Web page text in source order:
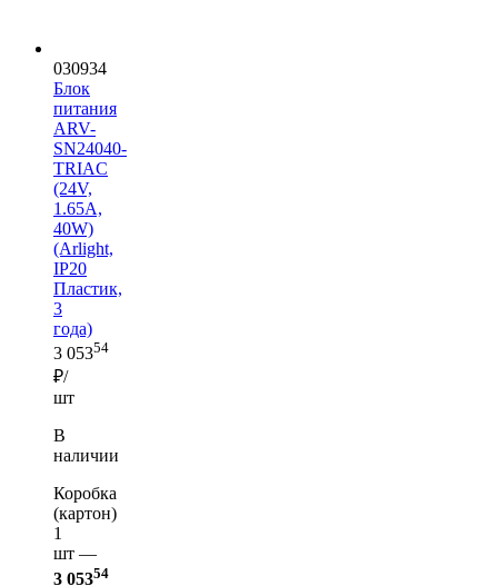
030934
Блок
питания
ARV-
SN24040-
TRIAC
(24V,
1.65A,
40W)
(Arlight,
IP20
Пластик,
3
года)
3 05354
₽/
шт
В
наличии
Коробка
(картон)
1
шт —
3 05354